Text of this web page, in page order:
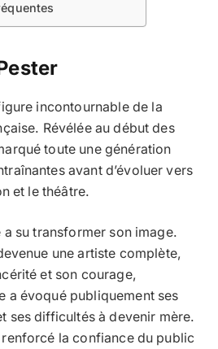
incontournable de la
Révélée au début des
toute une génération
avant d’évoluer vers
et le théâtre.
su transformer son image.
une artiste complète,
et son courage,
a évoqué publiquement ses
ses difficultés à devenir mère.
la confiance du public